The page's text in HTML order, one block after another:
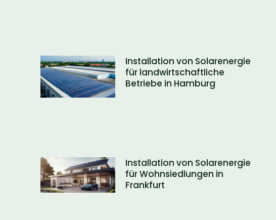
Installation von Solarenergie
für landwirtschaftliche
Betriebe in Hamburg
Installation von Solarenergie
für Wohnsiedlungen in
Frankfurt